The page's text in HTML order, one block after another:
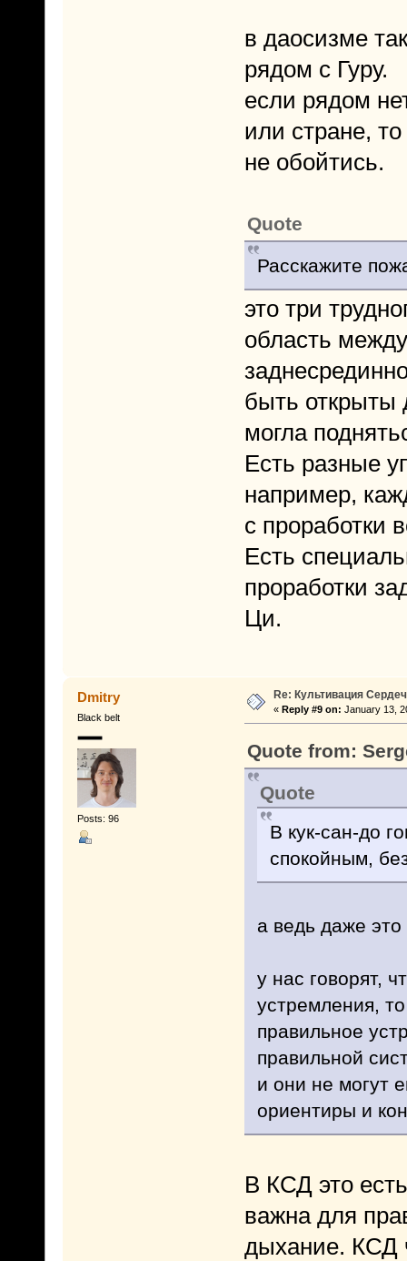
в даосизме
рядом с Гуру.
если рядом
или стране,
не обойтись.
Quote
Расскажите
это три
область
быть открыты
могла
Есть разные
например,
с проработки
Есть
проработки
Ци.
Dmitry
Black belt
Posts: 96
Re: Культивация
« Reply #9 on: January 13,
Quote from:
Quote
В кук-сан-до
спокойным,
а ведь даже
у нас говорят,
устремления,
правильное
правильной
и они не могут
ориентиры и
В КСД это
важна для
дыхание. КСД